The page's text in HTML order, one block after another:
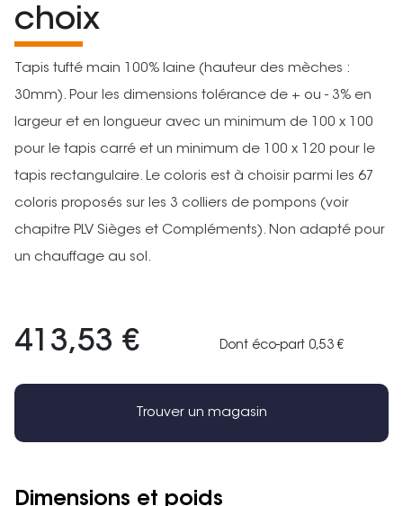
choix
Tapis tufté main 100% laine (hauteur des mèches :
30mm). Pour les dimensions tolérance de + ou - 3% en
largeur et en longueur avec un minimum de 100 x 100
pour le tapis carré et un minimum de 100 x 120 pour le
tapis rectangulaire. Le coloris est à choisir parmi les 67
coloris proposés sur les 3 colliers de pompons (voir
chapitre PLV Sièges et Compléments). Non adapté pour
un chauffage au sol.
413,53 € Dont éco-part 0,53 €
Trouver un magasin
Dimensions et poids